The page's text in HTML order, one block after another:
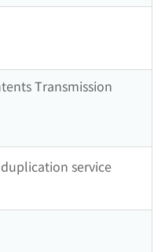
Transmission
service